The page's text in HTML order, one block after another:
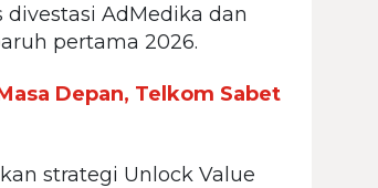
AdMedika dan
pertama 2026.
Depan, Telkom Sabet
strategi Unlock Value